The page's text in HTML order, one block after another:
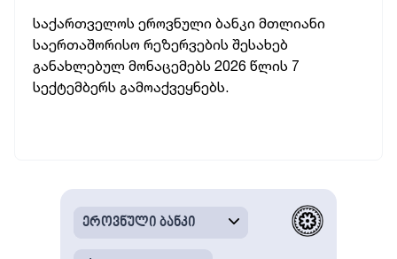
საქართველოს ეროვნული ბანკი მთლიანი
საერთაშორისო რეზერვების შესახებ
განახლებულ მონაცემებს 2026 წლის 7
სექტემბერს გამოაქვეყნებს.